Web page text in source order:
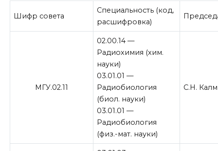
Шифр совета
Специальность (код,
расшифровка)
МГУ.02.11
02.00.14 —
Радиохимия (хим.
науки)
03.01.01 —
Радиобиология
(биол. науки)
03.01.01 —
Радиобиология
(физ.-мат. науки)
С.Н.